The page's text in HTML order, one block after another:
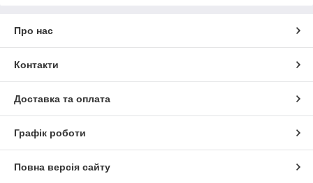
Про нас
Контакти
Доставка та оплата
Графік роботи
Повна версія сайту